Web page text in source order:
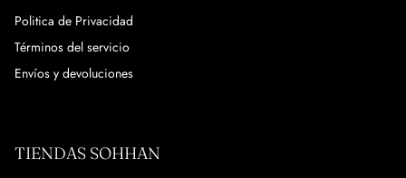
Politica de Privacidad
Términos del servicio
Envíos y devoluciones
TIENDAS SOHHAN